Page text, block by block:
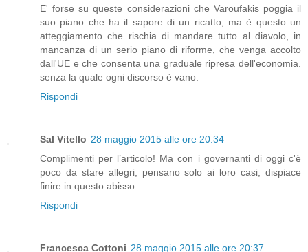
E' forse su queste considerazioni che Varoufakis poggia il
suo piano che ha il sapore di un ricatto, ma è questo un
atteggiamento che rischia di mandare tutto al diavolo, in
mancanza di un serio piano di riforme, che venga accolto
dall'UE e che consenta una graduale ripresa dell'economia.
senza la quale ogni discorso è vano.
Rispondi
Sal Vitello 28 maggio 2015 alle ore 20:34
Complimenti per l’articolo! Ma con i governanti di oggi c'è
poco da stare allegri, pensano solo ai loro casi, dispiace
finire in questo abisso.
Rispondi
Francesca Cottoni 28 maggio 2015 alle ore 20:37